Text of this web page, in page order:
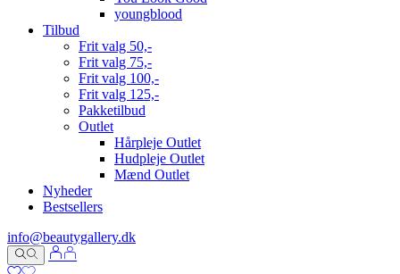
youngblood
Tilbud
Frit valg 50,-
Frit valg 75,-
Frit valg 100,-
Frit valg 125,-
Pakketilbud
Outlet
Hårpleje Outlet
Hudpleje Outlet
Mænd Outlet
Nyheder
Bestsellers
info@beautygallery.dk